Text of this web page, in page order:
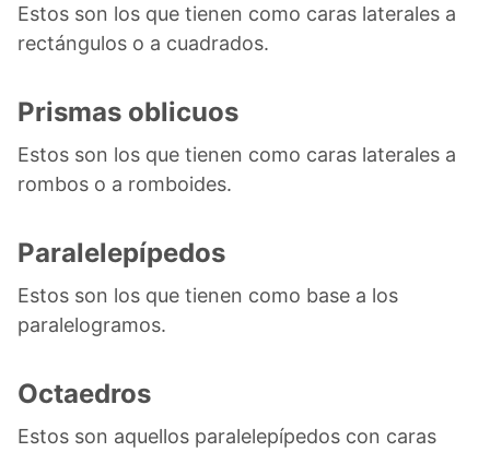
Estos son los que tienen como caras laterales a
rectángulos o a cuadrados.
Prismas oblicuos
Estos son los que tienen como caras laterales a
rombos o a romboides.
Paralelepípedos
Estos son los que tienen como base a los
paralelogramos.
Octaedros
Estos son aquellos paralelepípedos con caras